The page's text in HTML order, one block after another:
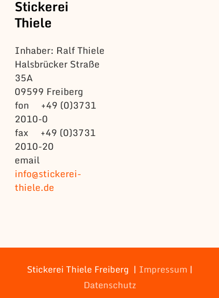
Stickerei
Thiele
Inhaber: Ralf Thiele
Halsbrücker Straße
35A
09599 Freiberg
fon +49 (0)3731
2010-0
fax +49 (0)3731
2010-20
email
info@stickerei-
thiele.de
Stickerei Thiele Freiberg | Impressum |
Datenschutz